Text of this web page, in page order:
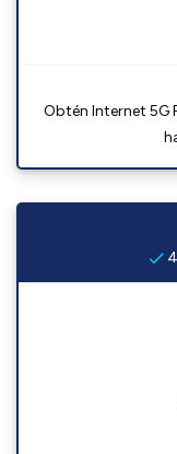
Obtén Internet 5G